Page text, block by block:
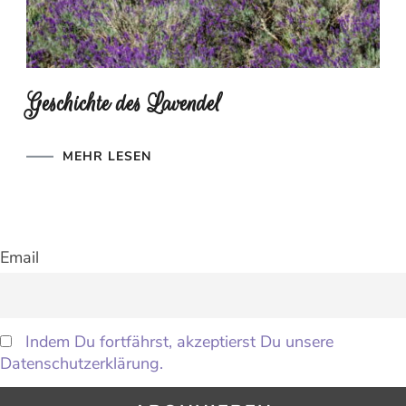
Geschichte des Lavendel
MEHR LESEN
Email
Indem Du fortfährst, akzeptierst Du unsere
Datenschutzerklärung.